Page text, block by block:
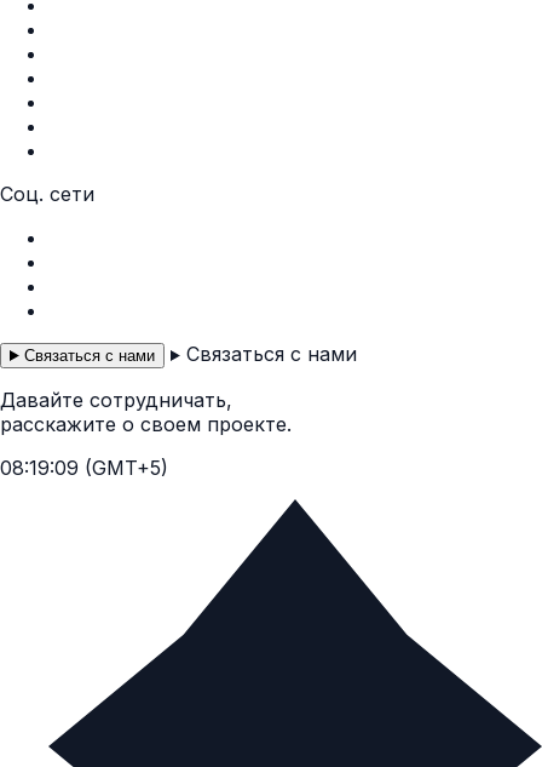
Соц. сети
Связаться с нами
Связаться с нами
Давайте сотрудничать,
расскажите о своем проекте.
08:19:10 (GMT+5)